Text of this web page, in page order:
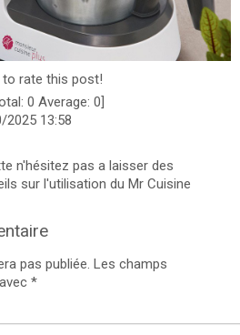
to rate this post!
0 Average: 0]
2025 13:58
n'hésitez pas a laisser des
sur l'utilisation du Mr Cuisine
pas publiée. Les champs
*